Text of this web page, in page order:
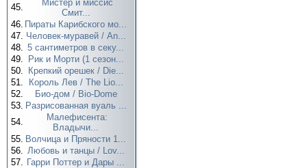
45.
Мистер и миссис
Смит...
46. Пираты Карибского мо...
47. Человек-муравей / An...
48. 5 сантиметров в секу...
49.
Рик и Морти (1 сезон...
50.
Крепкий орешек / Die...
51.
Король Лев / The Lio...
52.
Био-дом / Bio-Dome
53. Разрисованная вуаль ...
54.
Малефисента:
Владычи...
55. Волчица и Пряности 1...
56. Любовь и танцы / Lov...
57. Гарри Поттер и Дары ...